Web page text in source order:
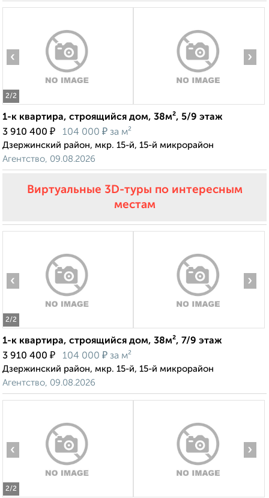
2/2
‹ ›
1-к квартира, строящийся дом, 38м², 5/9 этаж
3 910 400 ₽ 104 000 ₽ за м²
Дзержинский район, мкр. 15-й, 15-й микрорайон
Агентство, 09.08.2026
Виртуальные 3D-туры по интересным
местам
2/2
‹ ›
1-к квартира, строящийся дом, 38м², 7/9 этаж
3 910 400 ₽ 104 000 ₽ за м²
Дзержинский район, мкр. 15-й, 15-й микрорайон
Агентство, 09.08.2026
2/2
‹ ›